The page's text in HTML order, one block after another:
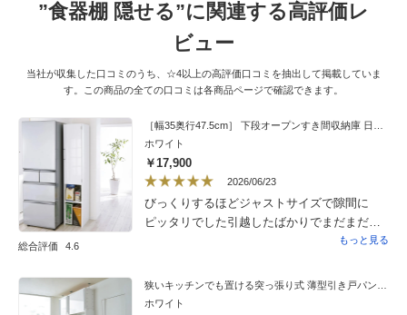
”食器棚 隠せる”に関連する高評価レ
ビュー
当社が収集した口コミのうち、☆4以上の高評価口コミを抽出して掲載していま
す。この商品の全ての口コミは各商品ページで確認できます。
総合評価 4.6
ホワイト
￥17,900
2026/06/23
びっくりするほどジャストサイズで隙間に
ピッタリでした引越したばかりでまだまだ収
納に必要な物でてくると思いますこれからも
もっと見る
ホワイト